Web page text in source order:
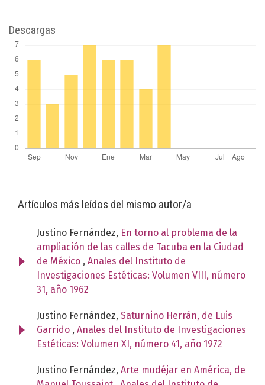
Descargas
Artículos más leídos del mismo autor/a
Justino Fernández, En torno al problema de la
ampliación de las calles de Tacuba en la Ciudad
de México , Anales del Instituto de
Investigaciones Estéticas: Volumen VIII, número
31, año 1962
Justino Fernández, Saturnino Herrán, de Luis
Garrido , Anales del Instituto de Investigaciones
Estéticas: Volumen XI, número 41, año 1972
Justino Fernández, Arte mudéjar en América, de